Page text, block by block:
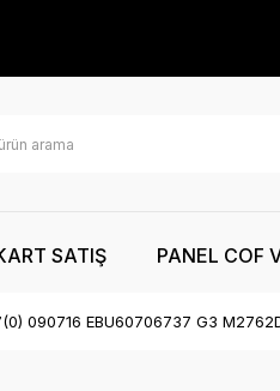
SATIŞ PANEL COF
090716 EBU60706737 G3